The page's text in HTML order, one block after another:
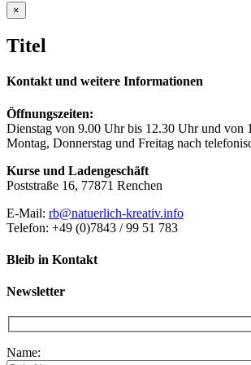
Close
product
view
×
Titel
Kontakt und weitere Informationen
Öffnungszeiten:
Dienstag von 9.00 Uhr bis 12.30 Uhr und von
Montag, Donnerstag und Freitag nach
Kurse und Ladengeschäft
Poststraße 16, 77871 Renchen
E-Mail: rb@natuerlich-kreativ.info
Telefon: +49 (0)7843 / 99 51 783
Bleib in Kontakt
Newsletter
Name: